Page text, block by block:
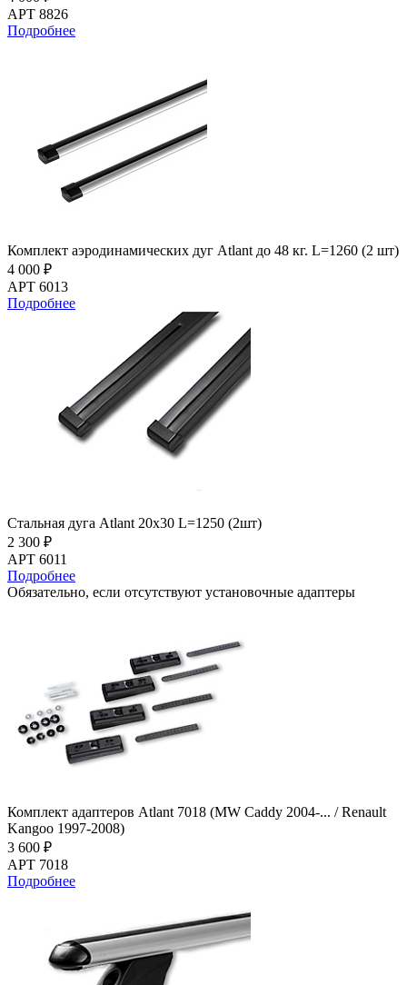
АРТ 8826
Подробнее
Комплект аэродинамических дуг Atlant до 48 кг. L=1260 (2 шт)
4 000 ₽
АРТ 6013
Подробнее
Стальная дуга Atlant 20х30 L=1250 (2шт)
2 300 ₽
АРТ 6011
Подробнее
Обязательно, если отсутствуют установочные адаптеры
Комплект адаптеров Atlant 7018 (МW Caddy 2004-... / Renault
Kangoo 1997-2008)
3 600 ₽
АРТ 7018
Подробнее